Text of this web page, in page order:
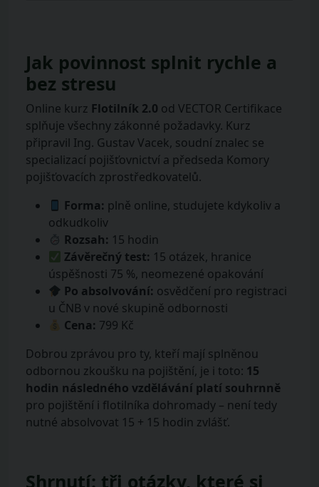
Jak povinnost splnit rychle a
bez stresu
Online kurz Flotilník 2.0 od VECTOR Certifikace
splňuje všechny zákonné požadavky. Kurz
připravil Ing. Gustav Vacek, soudní znalec se
specializací pojišťovnictví a předseda Komory
pojišťovacích zprostředkovatelů.
Forma: plně online, studujete kdykoliv a
odkudkoliv
Rozsah: 15 hodin
Závěrečný test: 15 otázek, hranice
úspěšnosti 75 %, neomezené opakování
Po absolvování: osvědčení pro registraci
u ČNB v nové skupině odbornosti
Cena: 799 Kč
Dobrou zprávou pro ty, kteří mají splněnou
odbornou zkoušku na pojištění, je i toto: 15
hodin následného vzdělávání platí souhrnně
pro pojištění i flotilníka dohromady – není tedy
nutné absolvovat 15 + 15 hodin zvlášť.
Shrnutí: tři otázky, které si